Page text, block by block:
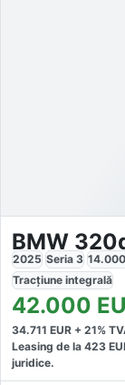
BMW
2025 Seria 3 14.000
Tracțiune integrală
42.000
34.711 EUR + 21%
Leasing de la 423
juridice.